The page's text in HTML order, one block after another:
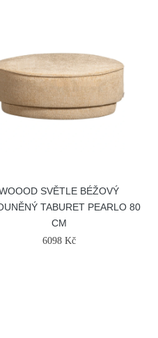
SVĚTLE BÉŽOVÝ
TABURET PEARLO 80
CM
6098 Kč